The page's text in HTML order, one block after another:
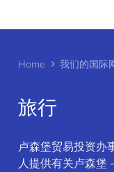
Home 我们的国际
旅行
卢森堡贸易投资办
人提供有关卢森堡